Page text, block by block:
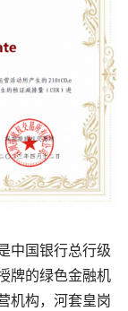
中国银行总行级
牌的绿色金融机
机构，河套皇岗